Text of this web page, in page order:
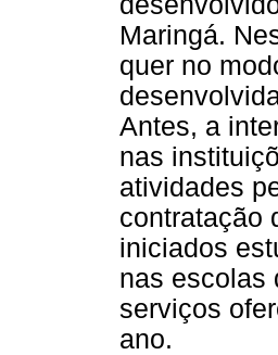
Maringá.
quer no
Antes, a
nas
atividades
contratação
iniciados
nas escolas
serviços
ano.